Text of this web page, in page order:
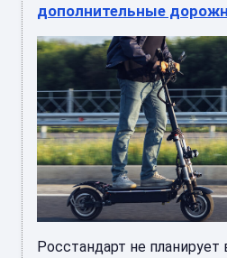
дополнительные
Росстандарт не планирует